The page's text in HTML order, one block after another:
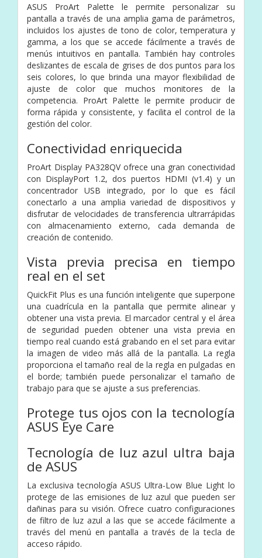
ASUS ProArt Palette le permite personalizar su
pantalla a través de una amplia gama de parámetros,
incluidos los ajustes de tono de color, temperatura y
gamma, a los que se accede fácilmente a través de
menús intuitivos en pantalla. También hay controles
deslizantes de escala de grises de dos puntos para los
seis colores, lo que brinda una mayor flexibilidad de
ajuste de color que muchos monitores de la
competencia. ProArt Palette le permite producir de
forma rápida y consistente, y facilita el control de la
gestión del color.
Conectividad enriquecida
ProArt Display PA328QV ofrece una gran conectividad
con DisplayPort 1.2, dos puertos HDMI (v1.4) y un
concentrador USB integrado, por lo que es fácil
conectarlo a una amplia variedad de dispositivos y
disfrutar de velocidades de transferencia ultrarrápidas
con almacenamiento externo, cada demanda de
creación de contenido.
Vista previa precisa en tiempo
real en el set
QuickFit Plus es una función inteligente que superpone
una cuadrícula en la pantalla que permite alinear y
obtener una vista previa. El marcador central y el área
de seguridad pueden obtener una vista previa en
tiempo real cuando está grabando en el set para evitar
la imagen de video más allá de la pantalla. La regla
proporciona el tamaño real de la regla en pulgadas en
el borde; también puede personalizar el tamaño de
trabajo para que se ajuste a sus preferencias.
Protege tus ojos con la tecnología
ASUS Eye Care
Tecnología de luz azul ultra baja
de ASUS
La exclusiva tecnología ASUS Ultra-Low Blue Light lo
protege de las emisiones de luz azul que pueden ser
dañinas para su visión. Ofrece cuatro configuraciones
de filtro de luz azul a las que se accede fácilmente a
través del menú en pantalla a través de la tecla de
acceso rápido.